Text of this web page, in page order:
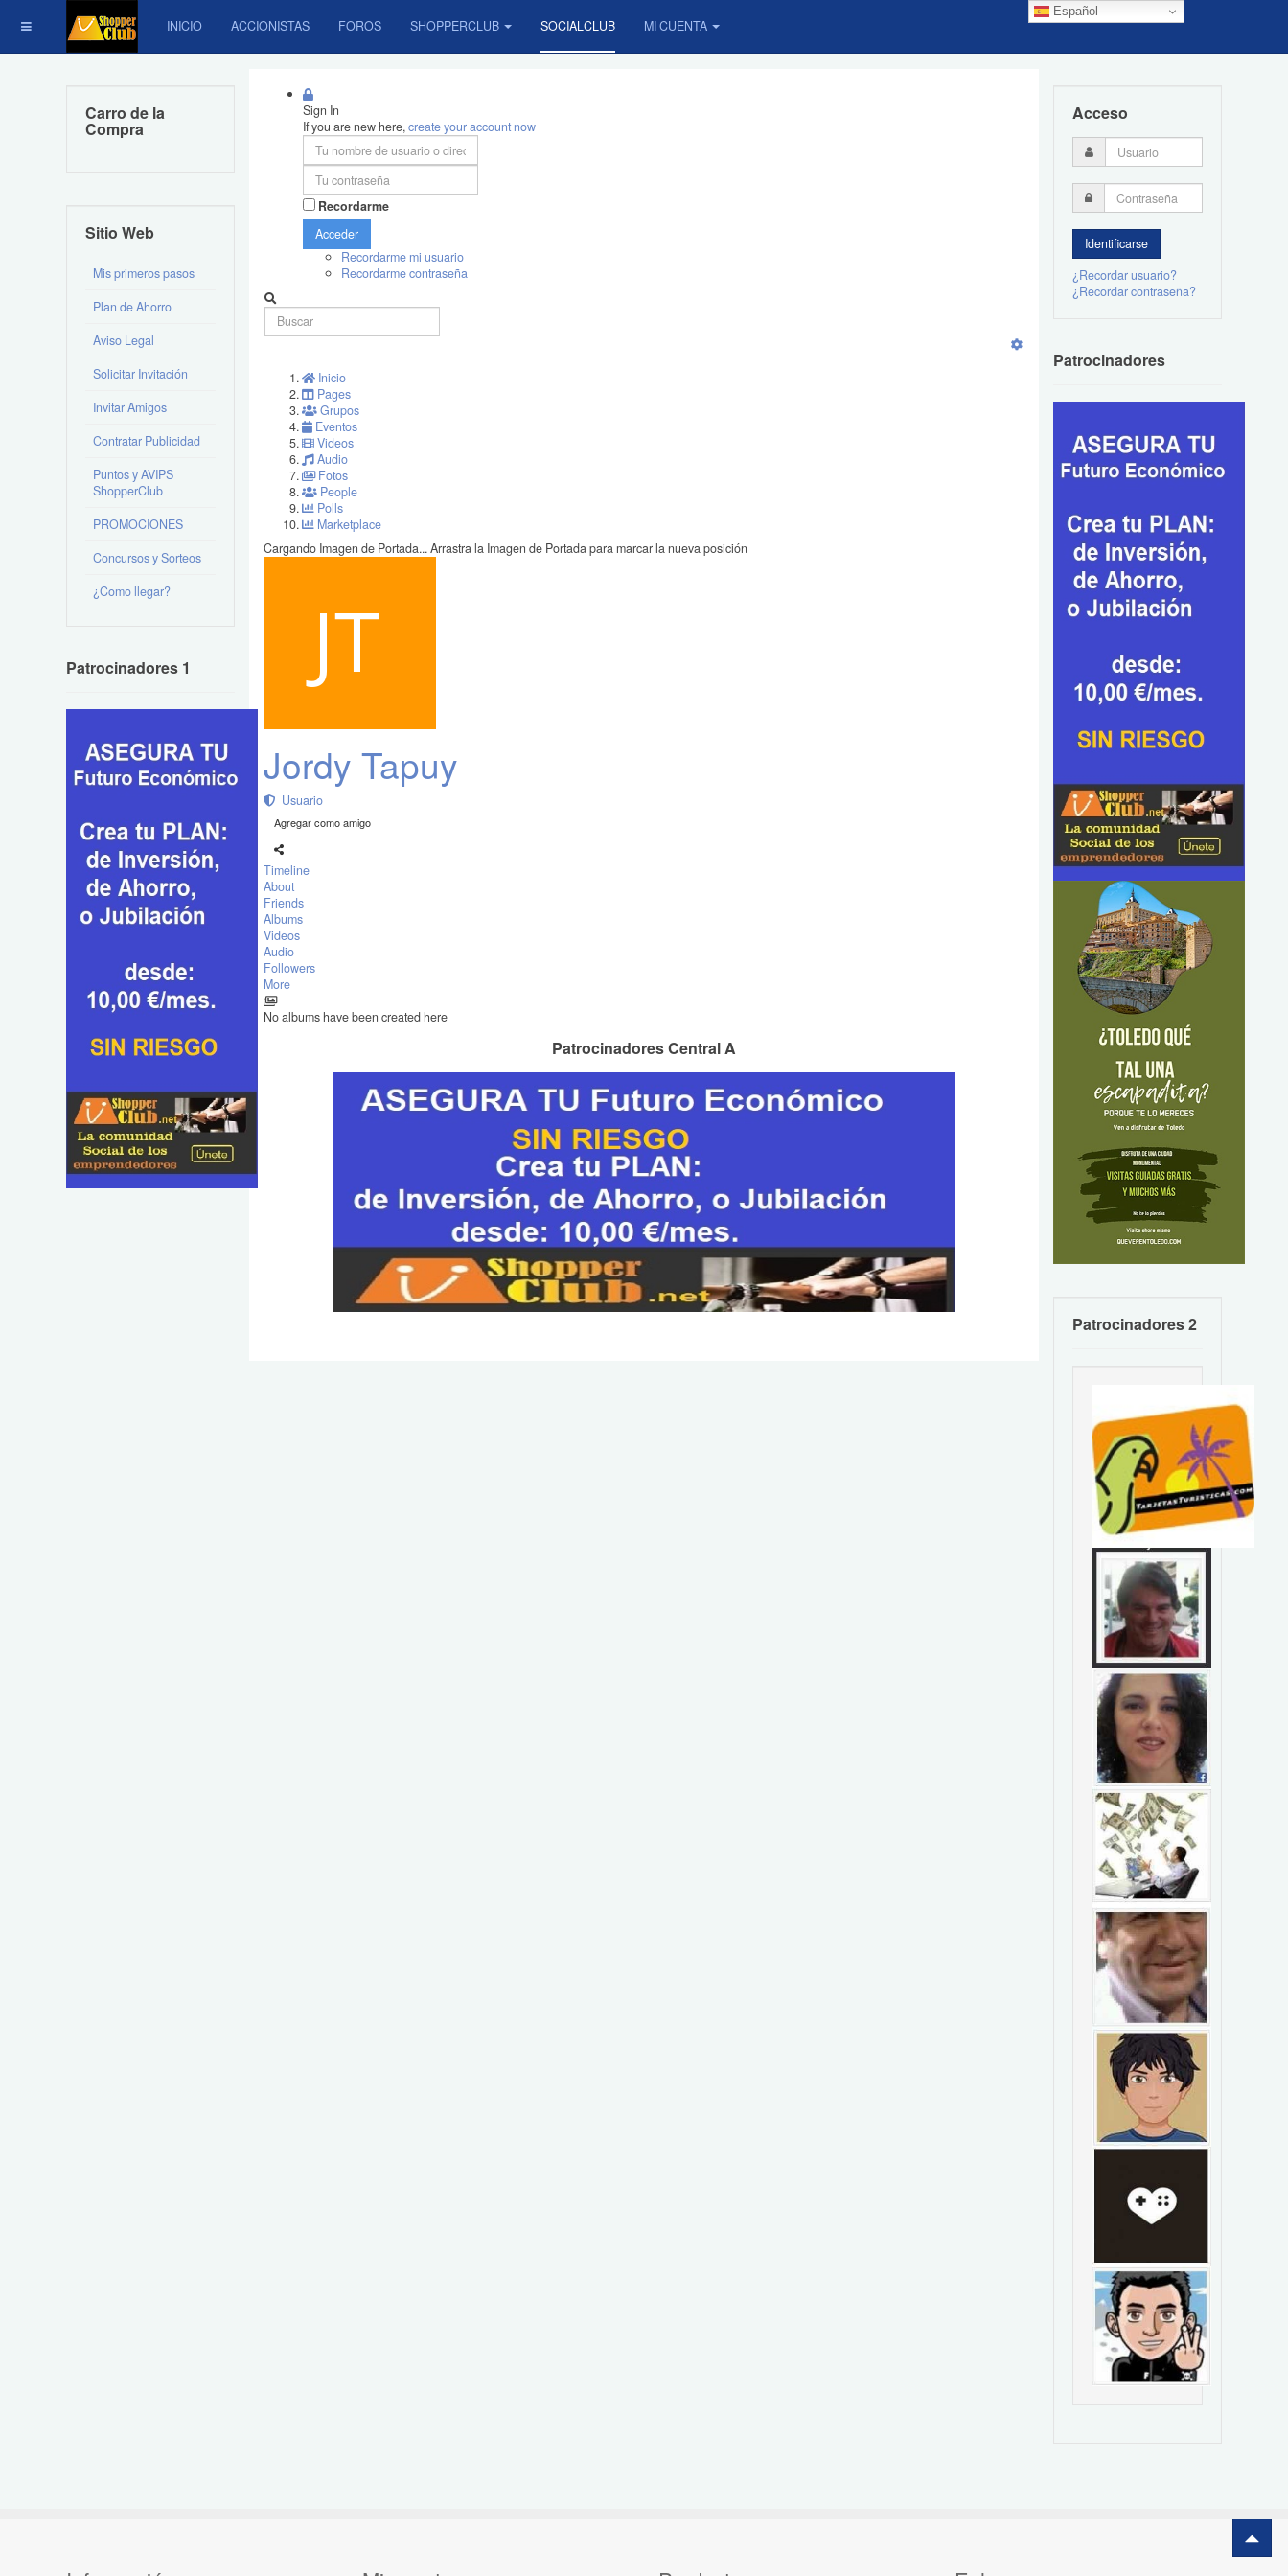
Español
INICIO ACCIONISTAS FOROS SHOPPERCLUB SOCIALCLUB MI CUENTA
Sign In
If you are new here,create your account now
Recordarme
Acceder
Recordarme mi usuario
Recordarme contraseña
Inicio
Pages
Grupos
Eventos
Videos
Audio
Fotos
People
Polls
Marketplace
Cargando Imagen de Portada...Arrastra la Imagen de Portada para marcar la nueva posición
Jordy Tapuy
Usuario
Agregar como amigo
Timeline
About
Friends
Albums
Videos
Audio
Followers
More
No albums have been created here
Patrocinadores Central A
Carro de la
Compra
Sitio Web
Mis primeros pasos
Plan de Ahorro
Aviso Legal
Solicitar Invitación
Invitar Amigos
Contratar Publicidad
Puntos y AVIPS
ShopperClub
PROMOCIONES
Concursos y Sorteos
¿Como llegar?
Patrocinadores 1
Acceso
¿Recordar usuario?
¿Recordar contraseña?
Patrocinadores
Patrocinadores 2